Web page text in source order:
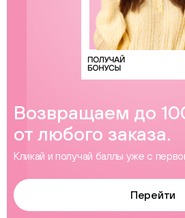
Возвращаем до
от любого заказа.
Кликай и получай баллы уже с
Перейти